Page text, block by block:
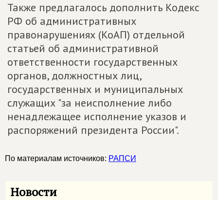
Также предлагалось дополнить Кодекс
РФ об административных
правонарушениях (КоАП) отдельной
статьей об административной
ответственности государственных
органов, должностных лиц,
государственных и муниципальных
служащих "за неисполнение либо
ненадлежащее исполнение указов и
распоряжений президента России".
По материалам источников: РАПСИ
Новости